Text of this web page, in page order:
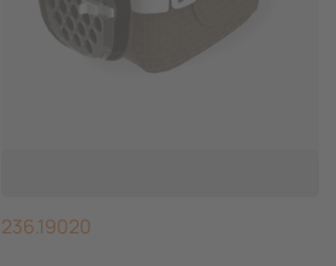
236.19020